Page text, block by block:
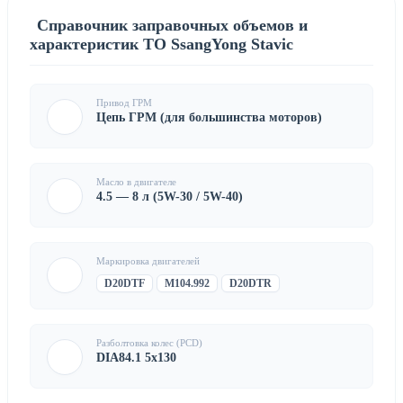
Справочник заправочных объемов и
характеристик ТО SsangYong Stavic
Привод ГРМ
Цепь ГРМ (для большинства моторов)
Масло в двигателе
4.5 — 8 л (5W-30 / 5W-40)
Маркировка двигателей
D20DTF M104.992 D20DTR
Разболтовка колес (PCD)
DIA84.1 5x130